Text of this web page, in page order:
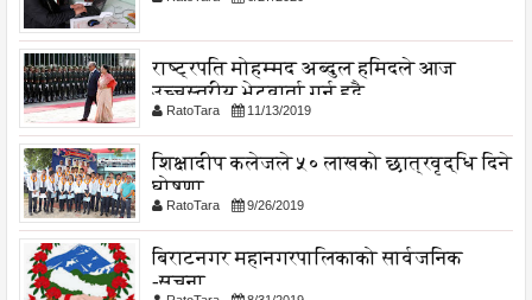
राष्ट्रपति मोहम्मद अब्दुल हमिदले आज
उच्चस्तरीय भेटवार्ता गर्नु हुदै,
RatoTara 11/13/2019
शिक्षादीप कलेजले ५० लाखको छात्रवृद्धि दिने
घोषणा
RatoTara 9/26/2019
बिराटनगर महानगरपालिकाको सार्वजनिक
-सुचना